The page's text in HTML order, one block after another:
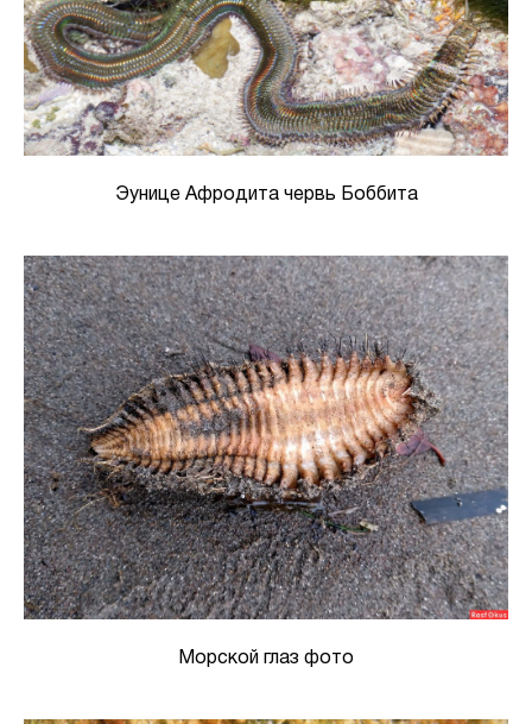
Эунице Афродита червь Боббита
Морской глаз фото